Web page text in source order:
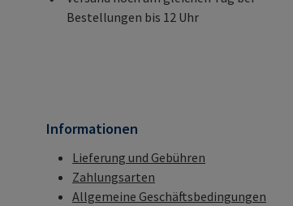
Bestellungen bis 12 Uhr
Informationen
Lieferung und Gebühren
Zahlungsarten
Allgemeine Geschäftsbedingungen